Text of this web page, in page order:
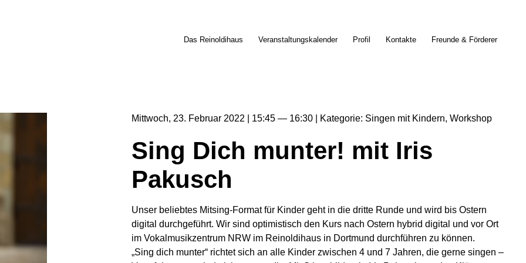
Das Reinoldihaus Veranstaltungskalender Profil Kontakte Freunde & Förderer
Mittwoch 23 Februar 2022 15:45 16:30 Kategorie Singen mit Kindern Workshop
Sing Dich munter! mit Iris
Pakusch
Unser beliebtes Mitsing-Format für Kinder geht in die dritte Runde und wird bis Ostern
digital durchgeführt. Wir sind optimistisch den Kurs nach Ostern hybrid digital und vor Ort
im Vokalmusikzentrum NRW im Reinoldihaus in Dortmund durchführen zu können.
„Sing dich munter“ richtet sich an alle Kinder zwischen 4 und 7 Jahren, die gerne singen –